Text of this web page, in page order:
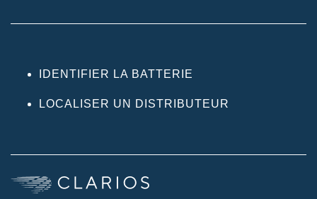
IDENTIFIER LA BATTERIE
LOCALISER UN DISTRIBUTEUR